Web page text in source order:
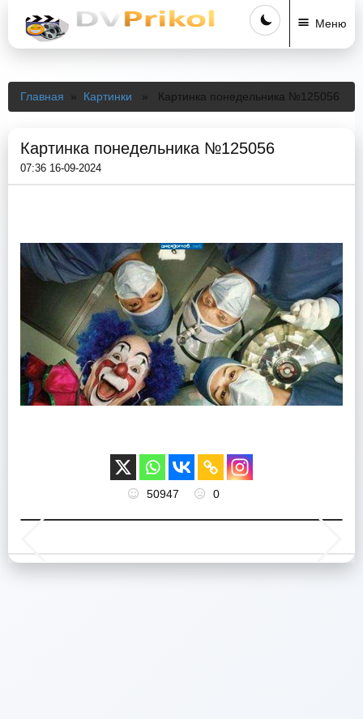
Меню
Главная » Картинки » Картинка понедельника №125056
Картинка понедельника №125056
07:36 16-09-2024
50947 0